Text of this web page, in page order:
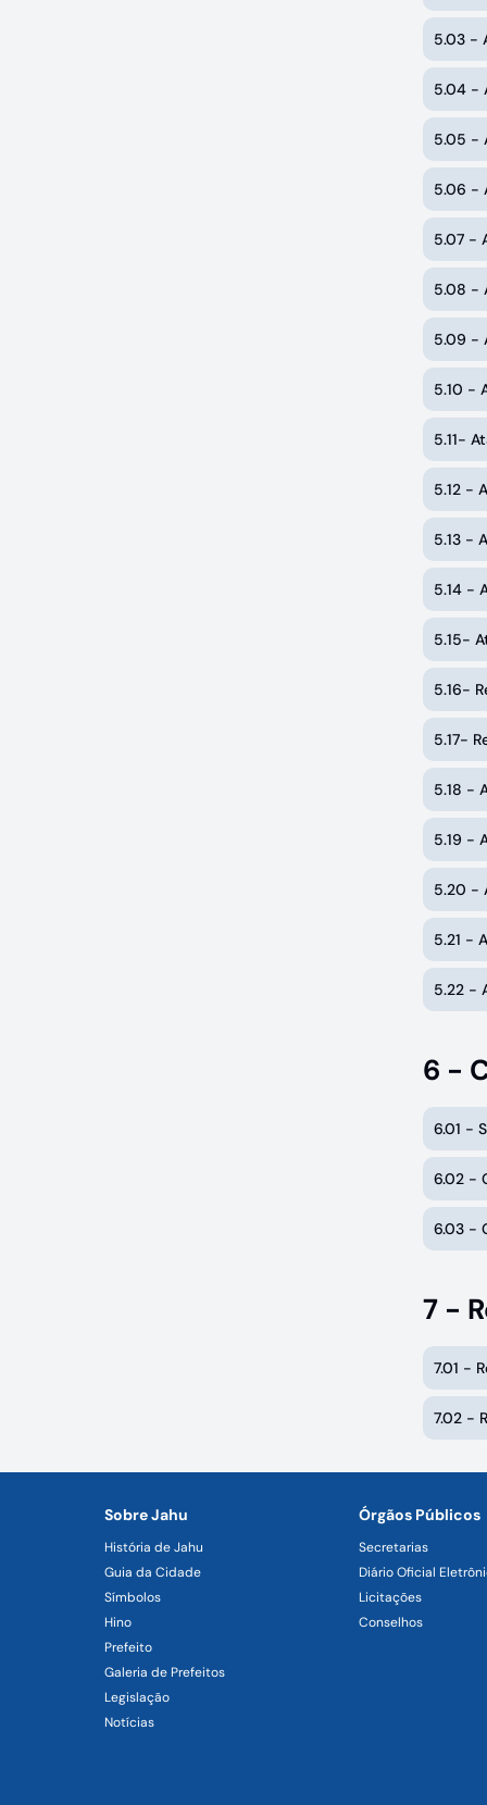
5.03 -
5.04 -
5.05 -
5.06 -
5.07 -
5.08 -
5.09 -
5.10 -
5.11-
5.12 -
5.13 -
5.14 -
5.15-
5.16-
5.17-
5.18 -
5.19 -
5.20 -
5.21 -
5.22 -
6 -
6.01 -
6.02 -
6.03 -
7 -
7.01 -
7.02 -
Sobre Jahu
História de Jahu
Guia da Cidade
Símbolos
Hino
Prefeito
Galeria de Prefeitos
Legislação
Notícias
Órgãos Públicos
Secretarias
Diário Oficial
Licitações
Conselhos